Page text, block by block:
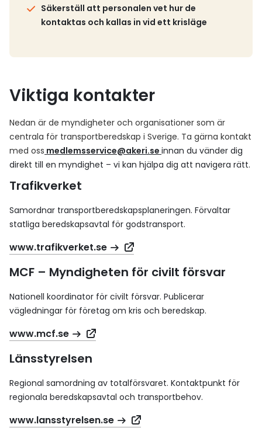
Säkerställ att personalen vet hur de
kontaktas och kallas in vid ett krisläge
Viktiga kontakter
Nedan är de myndigheter och organisationer som är
centrala för transportberedskap i Sverige. Ta gärna kontakt
med oss medlemsservice@akeri.se innan du vänder dig
direkt till en myndighet – vi kan hjälpa dig att navigera rätt.
Trafikverket
Samordnar transportberedskapsplaneringen. Förvaltar
statliga beredskapsavtal för godstransport.
www.trafikverket.se
MCF – Myndigheten för civilt försvar
Nationell koordinator för civilt försvar. Publicerar
vägledningar för företag om kris och beredskap.
www.mcf.se
Länsstyrelsen
Regional samordning av totalförsvaret. Kontaktpunkt för
regionala beredskapsavtal och transportbehov.
www.lansstyrelsen.se